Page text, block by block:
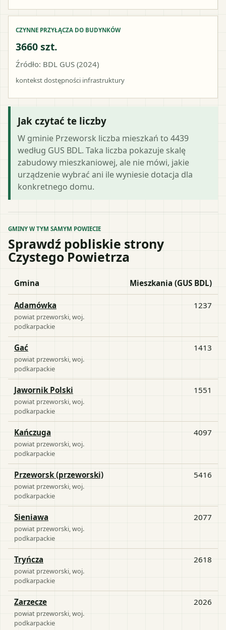
CZYNNE PRZYŁĄCZA DO BUDYNKÓW
3660 szt.
Źródło: BDL GUS (2024)
kontekst dostępności infrastruktury
Jak czytać te liczby
W gminie Przeworsk liczba mieszkań to 4439
według GUS BDL. Taka liczba pokazuje skalę
zabudowy mieszkaniowej, ale nie mówi, jakie
urządzenie wybrać ani ile wyniesie dotacja dla
konkretnego domu.
GMINY W TYM SAMYM POWIECIE
Sprawdź pobliskie strony
Czystego Powietrza
Gmina Mieszkania (GUS BDL)
Adamówka
powiat przeworski , woj.
podkarpackie
1237
Gać
powiat przeworski , woj.
podkarpackie
1413
Jawornik Polski
powiat przeworski , woj.
podkarpackie
1551
Kańczuga
powiat przeworski , woj.
podkarpackie
4097
Przeworsk (przeworski)
powiat przeworski , woj.
podkarpackie
5416
Sieniawa
powiat przeworski , woj.
podkarpackie
2077
Tryńcza
powiat przeworski , woj.
podkarpackie
2618
Zarzecze
powiat przeworski , woj.
podkarpackie
2026